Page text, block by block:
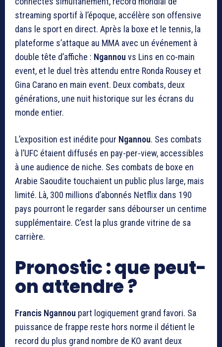
streaming sportif à l’époque, accélère son offensive
dans le sport en direct. Après la boxe et le tennis, la
plateforme s’attaque au MMA avec un événement à
double tête d’affiche : Ngannou vs Lins en co-main
event, et le duel très attendu entre Ronda Rousey et
Gina Carano en main event. Deux combats, deux
générations, une nuit historique sur les écrans du
monde entier.
L’exposition est inédite pour Ngannou. Ses combats
à l’UFC étaient diffusés en pay-per-view, accessibles
à une audience de niche. Ses combats de boxe en
Arabie Saoudite touchaient un public plus large, mais
limité. Là, 300 millions d’abonnés Netflix dans 190
pays pourront le regarder sans débourser un centime
supplémentaire. C’est la plus grande vitrine de sa
carrière.
Pronostic : que peut-
on attendre ?
Francis Ngannou part logiquement grand favori. Sa
puissance de frappe reste hors norme il détient le
record du plus grand nombre de KO avant deux